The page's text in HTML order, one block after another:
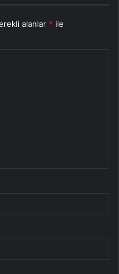
alanlar * ile